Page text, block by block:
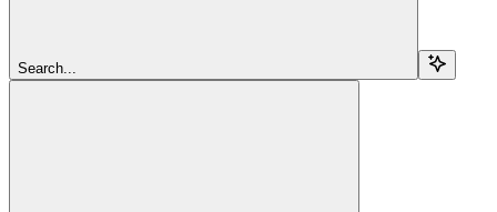
Search...